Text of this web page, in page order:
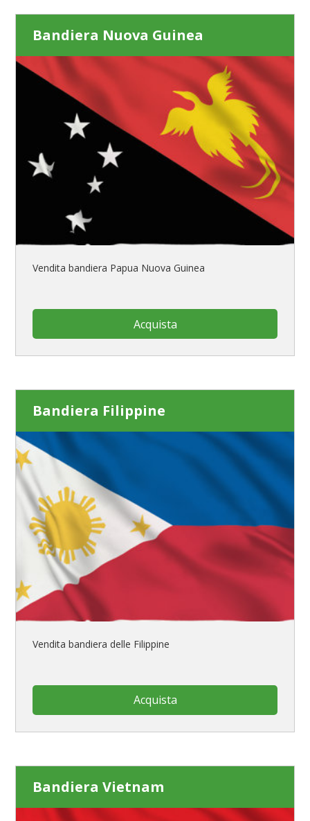
Bandiera Nuova Guinea
Vendita bandiera Papua Nuova Guinea
Acquista
Bandiera Filippine
Vendita bandiera delle Filippine
Acquista
Bandiera Vietnam